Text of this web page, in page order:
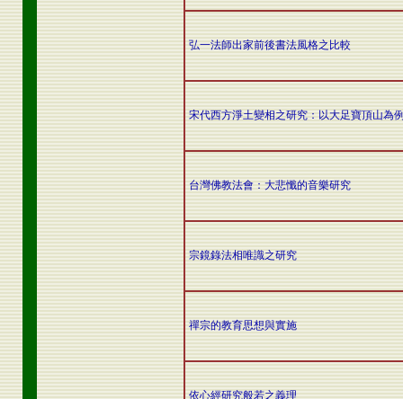
弘一法師出家前後書法風格之比較
宋代西方淨土變相之研究：以大足寶頂山為
台灣佛教法會：大悲懺的音樂研究
宗鏡錄法相唯識之研究
禪宗的教育思想與實施
依心經研究般若之義理